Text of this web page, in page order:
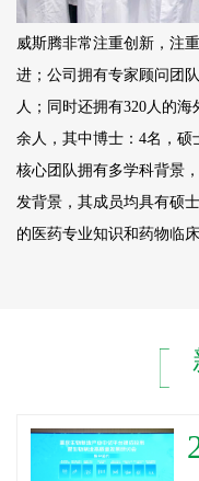
威斯腾非常注重创新，注
进；公司拥有专家顾问团
人；同时还拥有320人的
余人，其中博士：4名，硕
核心团队拥有多学科背景
发背景，其成员均具有硕
的医药专业知识和药物临床